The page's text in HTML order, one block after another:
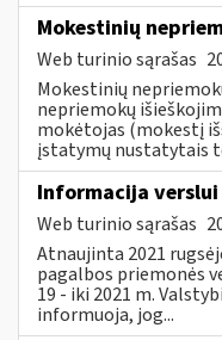
Mokestinių
Web turinio sąrašas
Mokestinių
nepriemokų
mokėtojas (mokestį
įstatymų nustatytais
Informacija verslui
Web turinio sąrašas
Atnaujinta 2021
pagalbos priemonės
19 - iki 2021 m.
informuoja, jog...